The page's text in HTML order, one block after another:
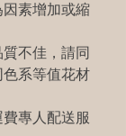
素增加或縮
不佳，請同
系等值花材
專人配送服